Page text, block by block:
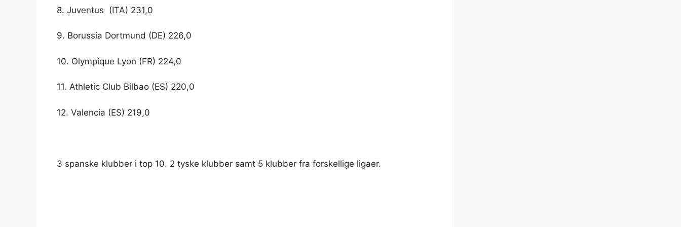
8. Juventus (ITA) 231,0
9. Borussia Dortmund (DE) 226,0
10. Olympique Lyon (FR) 224,0
11. Athletic Club Bilbao (ES) 220,0
12. Valencia (ES) 219,0
3 spanske klubber i top 10. 2 tyske klubber samt 5 klubber fra forskellige ligaer.